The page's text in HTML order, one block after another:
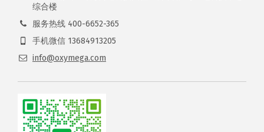
综合楼
服务热线 400-6652-365
手机微信 13684913205
info@oxymega.com